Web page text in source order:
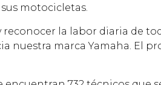
motocicletas.
la labor diaria de
nuestra marca Yamaha. El